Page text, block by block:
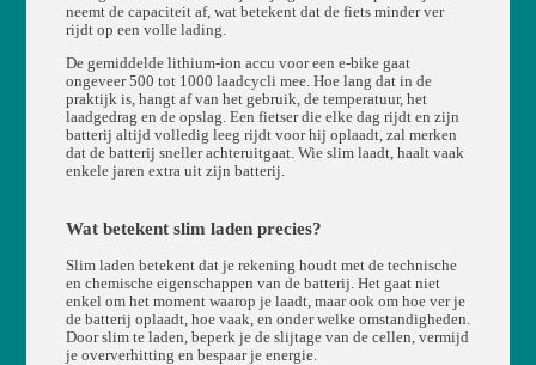
neemt de capaciteit af, wat betekent dat de fiets minder ver
rijdt op een volle lading.
De gemiddelde lithium-ion accu voor een e-bike gaat
ongeveer 500 tot 1000 laadcycli mee. Hoe lang dat in de
praktijk is, hangt af van het gebruik, de temperatuur, het
laadgedrag en de opslag. Een fietser die elke dag rijdt en zijn
batterij altijd volledig leeg rijdt voor hij oplaadt, zal merken
dat de batterij sneller achteruitgaat. Wie slim laadt, haalt vaak
enkele jaren extra uit zijn batterij.
Wat betekent slim laden precies?
Slim laden betekent dat je rekening houdt met de technische
en chemische eigenschappen van de batterij. Het gaat niet
enkel om het moment waarop je laadt, maar ook om hoe ver je
de batterij oplaadt, hoe vaak, en onder welke omstandigheden.
Door slim te laden, beperk je de slijtage van de cellen, vermijd
je oververhitting en bespaar je energie.